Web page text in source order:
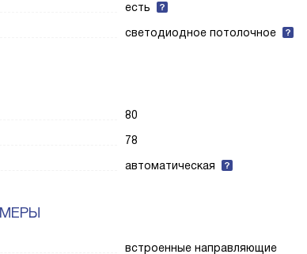
есть
светодиодное потолочное
80
78
автоматическая
встроенные направляющие